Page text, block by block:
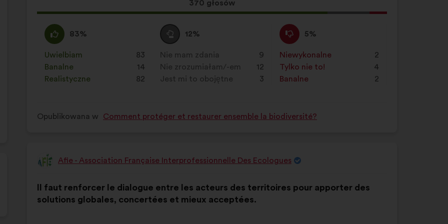
kliknij
przycisk
„Szukaj”
Ta
propozycja
370 głosów
następująco:
Zgadzam
się
:
83%
Ta
propozycja
została
zakwalifikowana
w
Uwielbiam
: 83
razy
Banalne
: 14
razy
Realistyczne
: 82
razy
Wstrzymuję
się
:
12%
Ta
propozycja
została
zakwalifikowana
w
Nie mam zdania
: 9
razy
Nie zrozumiałam/-em
: 12
razy
Jest mi to obojętne
: 3
razy
Nie
zgadzam
się
:
5%
Ta
propozycja
została
zakwalifikowana
w
Niewykonalne
: 2
razy
Tylko nie to!
: 4
razy
Banalne
: 2
razy
Opublikowana w Comment protéger et restaurer ensemble la biodiversité?
Propozycja:
Afie - Association Française Interprofessionnelle Des Ecologues
propozycji:
Il faut renforcer le dialogue entre les acteurs des territoires pour apporter des
solutions globales, concertées et mieux acceptées.
czym
głosy